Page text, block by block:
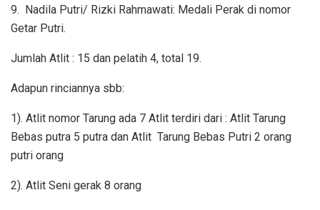
9. Nadila Putri/ Rizki Rahmawati: Medali Perak di nomor
Getar Putri.
Jumlah Atlit : 15 dan pelatih 4, total 19.
Adapun rinciannya sbb:
1). Atlit nomor Tarung ada 7 Atlit terdiri dari : Atlit Tarung
Bebas putra 5 putra dan Atlit Tarung Bebas Putri 2 orang
putri orang
2). Atlit Seni gerak 8 orang